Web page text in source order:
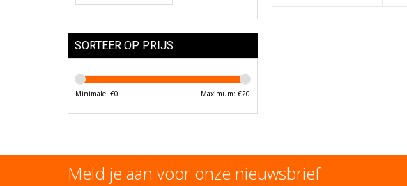
SORTEER OP PRIJS
Minimale: €0 Maximum: €20
Meld je aan voor onze nieuwsbrief